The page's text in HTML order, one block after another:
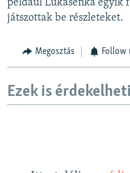
például Lukasenka egyik
játszottak be részleteket.
Megosztás Follow
Ezek is